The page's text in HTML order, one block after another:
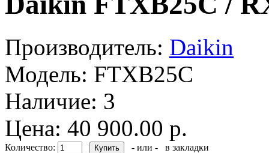
Производитель: Daikin
Модель: FTXB25C
Наличие: 3
Цена: 40 900.00 р.
Количество: - или -
в закладки